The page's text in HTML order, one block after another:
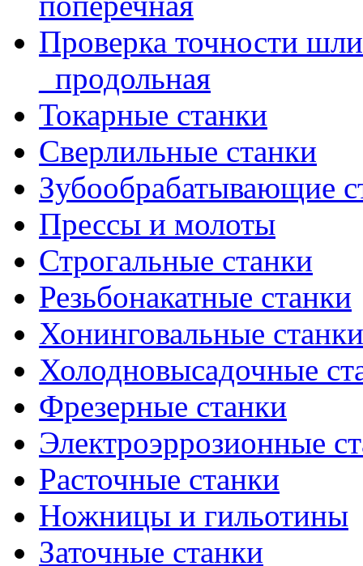
Проверка точности
_продольная
Токарные станки
Сверлильные станки
Зубообрабатывающие
Прессы и молоты
Строгальные станки
Резьбонакатные станки
Хонинговальные станки
Холодновысадочные
Фрезерные станки
Электроэррозионные
Расточные станки
Ножницы и гильотины
Заточные станки